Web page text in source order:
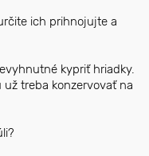
ich prihnojujte a
kypriť hriadky.
treba konzervovať na